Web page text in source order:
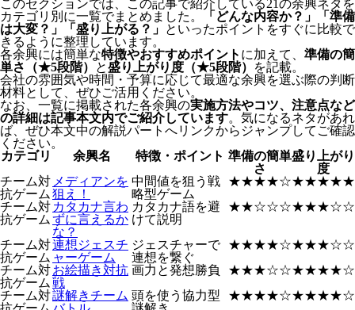
このセクションでは、この記事で紹介している21の余興ネタを
カテゴリ別に一覧でまとめました。
「どんな内容か？」「準備
は大変？」「盛り上がる？」 といったポイントをすぐに比較で
きるように整理しています。
各余興には簡単な特徴やおすすめポイント に加えて、 準備の簡
単さ（★5段階）
と盛り上がり度（★5段階）
を記載。
会社の雰囲気や時間・予算に応じて最適な余興を選ぶ際の判断
材料として、ぜひご活用ください。
なお、一覧に掲載された各余興の実施方法やコツ、注意点など
の詳細は記事本文内でご紹介しています。気になるネタがあれ
ば、ぜひ本文中の解説パートへリンクからジャンプしてご確認
ください。
カテゴリ
余興名 特徴・ポイント 準備の簡単
さ
盛り上がり
度
チーム対
抗ゲーム
メディアンを
狙え！
中間値を狙う戦
略型ゲーム
★★★★☆★★★★★
チーム対
抗ゲーム
カタカナ言わ
ずに言えるか
な？
カタカナ語を避
けて説明
★★☆☆☆★★★☆☆
チーム対
抗ゲーム
連想ジェスチ
ャーゲーム
ジェスチャーで
連想を繋ぐ
★★★★☆★★★☆☆
チーム対
抗ゲーム
お絵描き対抗
戦
画力と発想勝負 ★★★☆☆★★★★☆
チーム対謎解きチーム 頭を使う協力型
★★★★☆★★★★☆